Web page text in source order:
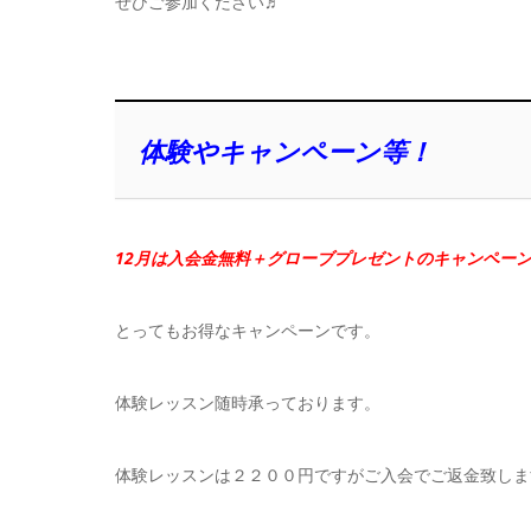
体験やキャンペーン等！
12月は入会金無料＋グローブプレゼントのキャンペー
とってもお得なキャンペーンです。
体験レッスン随時承っております。
体験レッスンは２２００円ですがご入会でご返金致しま